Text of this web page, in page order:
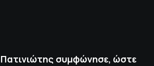
συμφώνησε, ώστε